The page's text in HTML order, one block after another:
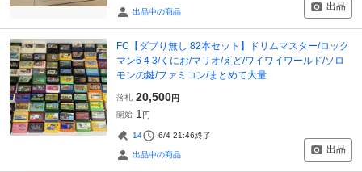
出品中の商品 出品
FC【ダブり無し 82本セット】ドリムマスター/ロック
マン6 4 3/くにお/マリオ/えど/ワイワイワールド/ソロ
モンの鍵/ファミコン/まとめて大量
落札 20,500円
開始 1 円
14 6/4 21:46終了
出品中の商品 出品